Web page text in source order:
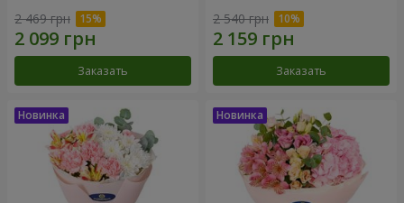
2 469 грн
Заказать
2 540 грн
Заказать